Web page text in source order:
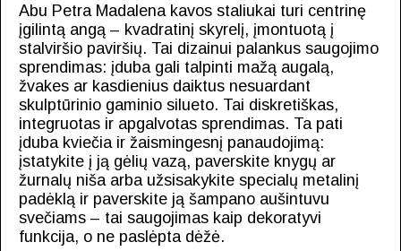
Abu Petra Madalena kavos staliukai turi centrinę
įgilintą angą – kvadratinį skyrelį, įmontuotą į
stalviršio paviršių. Tai dizainui palankus saugojimo
sprendimas: įduba gali talpinti mažą augalą,
žvakes ar kasdienius daiktus nesuardant
skulptūrinio gaminio silueto. Tai diskretiškas,
integruotas ir apgalvotas sprendimas. Ta pati
įduba kviečia ir žaismingesnį panaudojimą:
įstatykite į ją gėlių vazą, paverskite knygų ar
žurnalų niša arba užsisakykite specialų metalinį
padėklą ir paverskite ją šampano aušintuvu
svečiams – tai saugojimas kaip dekoratyvi
funkcija, o ne paslėpta dėžė.